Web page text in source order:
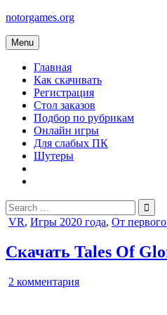
Skip
content
notorgames.org
Menu
Главная
Как скачивать
Регистрация
Стол заказов
Подбор по рубрикам
Онлайн игры
Для слабых ПК
Шутеры
Search
for:
Posted
VR, Игры 2020 года, От
Скачать Tales Of
2 комментарияк